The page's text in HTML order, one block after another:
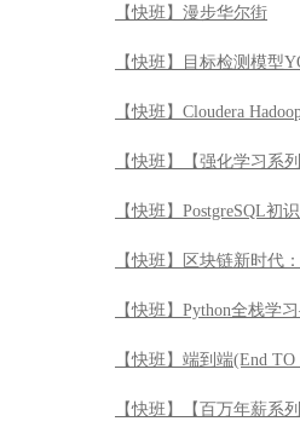
【快班】区块链新时代
【快班】Python全栈学
【快班】端到端(End TO
【快班】【百万年薪系
【快班】敏捷Agile快速
【快班】安全渗透测试
【快班】Python全栈学
【快班】系统运维之基
【快班】Elastic Stack实